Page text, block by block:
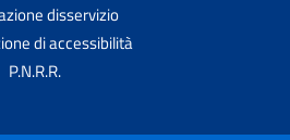
disservizio
di accessibilità
P.N.R.R.